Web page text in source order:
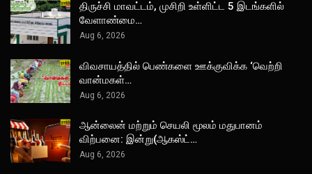
திருச்சி மாவட்டம், முசிறி உள்ளிட்ட 5 இடங்களில்
வேளாண்மை…
Aug 6, 2026
விவசாயத்தில் பெண்களை ஊக்குவிக்க ‘வெற்றி
வான்மகள்…
Aug 6, 2026
ஆன்லைன் மற்றும் செயலி மூலம் மதுபானம்
விற்பனை: இன்று(ஆகஸ்ட்…
Aug 6, 2026